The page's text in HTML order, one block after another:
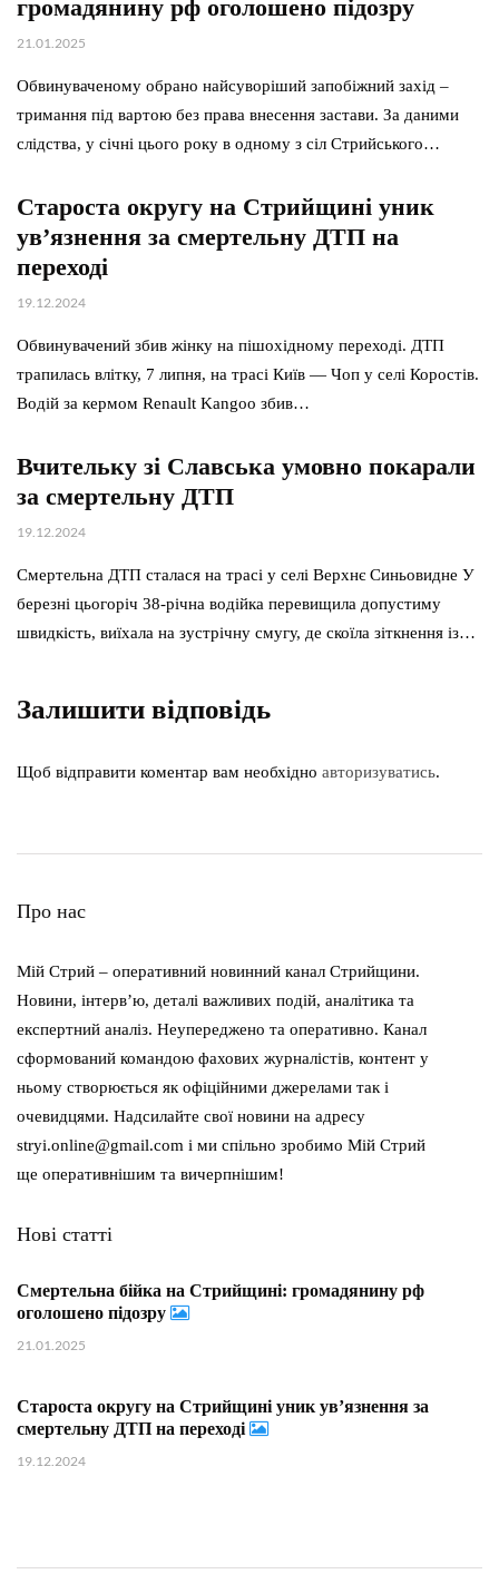
громадянину рф оголошено підозру
21.01.2025
Обвинуваченому обрано найсуворіший запобіжний захід –
тримання під вартою без права внесення застави. За даними
слідства, у січні цього року в одному з сіл Стрийського…
Староста округу на Стрийщині уник
ув’язнення за смертельну ДТП на
переході
19.12.2024
Обвинувачений збив жінку на пішохідному переході. ДТП
трапилась влітку, 7 липня, на трасі Київ — Чоп у селі Коростів.
Водій за кермом Renault Kangoo збив…
Вчительку зі Славська умовно покарали
за смертельну ДТП
19.12.2024
Смертельна ДТП сталася на трасі у селі Верхнє Синьовидне У
березні цьогоріч 38-річна водійка перевищила допустиму
швидкість, виїхала на зустрічну смугу, де скоїла зіткнення із…
Залишити відповідь
Щоб відправити коментар вам необхідно авторизуватись.
Про нас
Мій Стрий – оперативний новинний канал Стрийщини.
Новини, інтерв’ю, деталі важливих подій, аналітика та
експертний аналіз. Неупереджено та оперативно. Канал
сформований командою фахових журналістів, контент у
ньому створюється як офіційними джерелами так і
очевидцями. Надсилайте свої новини на адресу
stryi.online@gmail.com і ми спільно зробимо Мій Стрий
ще оперативнішим та вичерпнішим!
Нові статті
Смертельна бійка на Стрийщині: громадянину рф
оголошено підозру
21.01.2025
Староста округу на Стрийщині уник ув’язнення за
смертельну ДТП на переході
19.12.2024